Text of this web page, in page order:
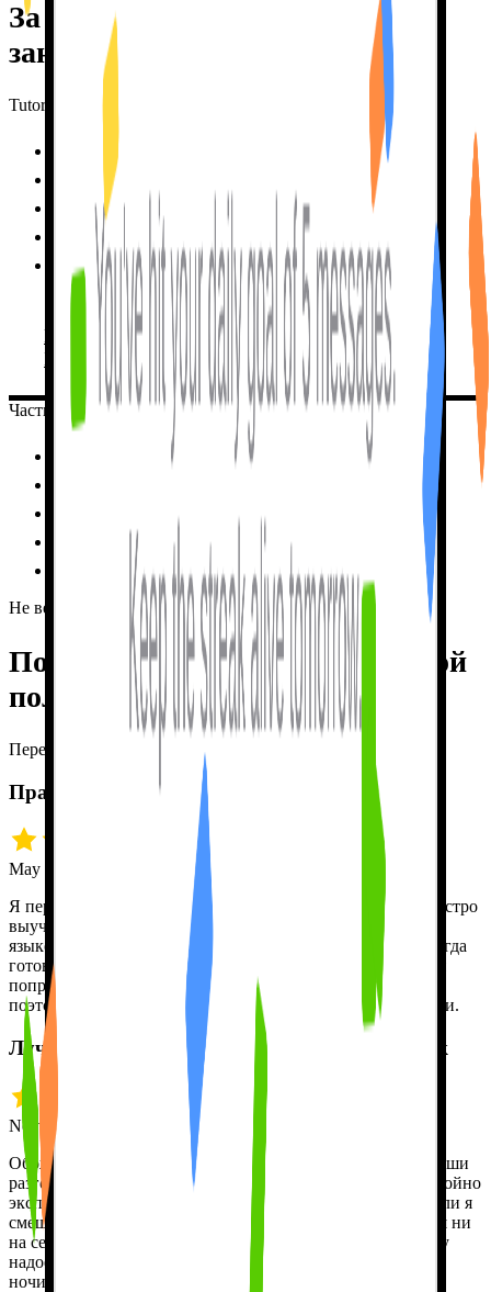
За меньшую цену, чем одно
занятие.
TutorLily
В 50x дешевле, чем частный репетитор ✓
Доступна 24/7, никакого расписания
Бесконечное терпение к ошибкам
Помню всё, чем ты со мной делишься
Никакого давления, никакого осуждения✓
ПОПРОБОВАТЬ
БЕСПЛАТНО
ПОПРОБОВАТЬ
TUTORLILY
БЕСПЛАТНО
Частный репетитор
каждый месяц
✗
Терпение зависит
от человека
Забывает тебя
между занятиями
Сильное давление, ошибки — это стресс
Не верь мне на слово
Послушай тех, кто
реально мной
пользуется.
Переведено с английского
Практика, практика и ещё раз практика!
May 18 · snrh5432
Я переехал из Торонто в Монреаль, и мне нужно было быстро
выучить французский. Но свободно заговорить на новом
языке трудно, если не с кем практиковаться. Tutor Lily всегда
готова поболтать, и я совсем не обижаюсь, когда она меня
поправляет. С ней я могу делать сколько угодно ошибок и
поэтому не стесняюсь, когда говорю с настоящими людьми.
Лучше живого человека, в любое время суток
Nov 12 · Jeff H.
Обожаю Tutor Lily. Меня поражает, как она запоминает наши
разговоры и отвечает по-настоящему осмысленно. Я спокойно
экспериментирую с испанским и не боюсь ошибаться. Если я
смешиваю английский с испанским, Tutor Lily не теряется ни
на секунду. Во многом она лучше человека: я ведь не могу
надоесть ей своим бессвязным лепетом в любой час дня и
ночи. Отличный инструмент для обучения!